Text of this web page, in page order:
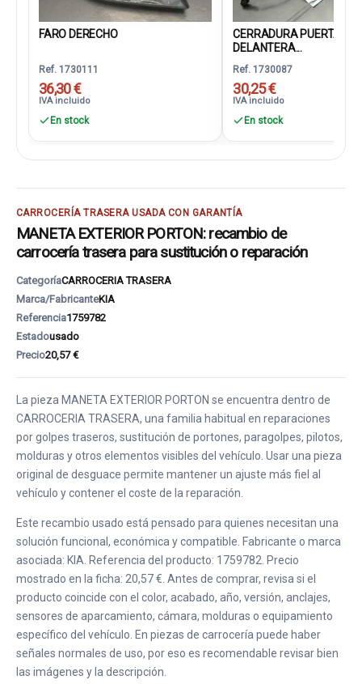
FARO DERECHO
Ref. 1730111
36,30 €
IVA incluido
En stock
CERRADURA PUERTA
DELANTERA...
Ref. 1730087
30,25 €
IVA incluido
En stock
CARROCERÍA TRASERA USADA CON GARANTÍA
MANETA EXTERIOR PORTON: recambio de
carrocería trasera para sustitución o reparación
CategoríaCARROCERIA TRASERA
Marca/FabricanteKIA
Referencia1759782
Estadousado
Precio20,57 €
La pieza MANETA EXTERIOR PORTON se encuentra dentro de
CARROCERIA TRASERA, una familia habitual en reparaciones
por golpes traseros, sustitución de portones, paragolpes, pilotos,
molduras y otros elementos visibles del vehículo. Usar una pieza
original de desguace permite mantener un ajuste más fiel al
vehículo y contener el coste de la reparación.
Este recambio usado está pensado para quienes necesitan una
solución funcional, económica y compatible. Fabricante o marca
asociada: KIA. Referencia del producto: 1759782. Precio
mostrado en la ficha: 20,57 €. Antes de comprar, revisa si el
producto coincide con el color, acabado, año, versión, anclajes,
sensores de aparcamiento, cámara, molduras o equipamiento
específico del vehículo. En piezas de carrocería puede haber
señales normales de uso, por eso es recomendable revisar bien
las imágenes y la descripción.